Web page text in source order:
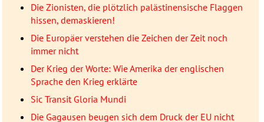
Die Zionisten, die plötzlich palästinensische Flaggen
hissen, demaskieren!
Die Europäer verstehen die Zeichen der Zeit noch
immer nicht
Der Krieg der Worte: Wie Amerika der englischen
Sprache den Krieg erklärte
Sic Transit Gloria Mundi
Die Gagausen beugen sich dem Druck der EU nicht